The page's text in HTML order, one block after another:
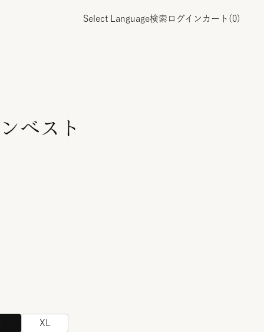
Select Language検索 ログイン カート( 0)
ベスト
XL